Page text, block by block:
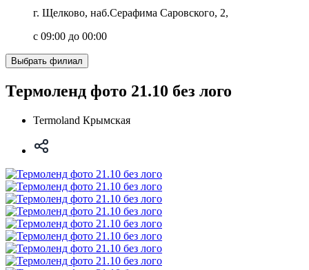
г. Щелково, наб.Серафима Саровского, 2,
с 09:00 до 00:00
Выбрать филиал
Термоленд фото 21.10 без лого
Termoland Крымская